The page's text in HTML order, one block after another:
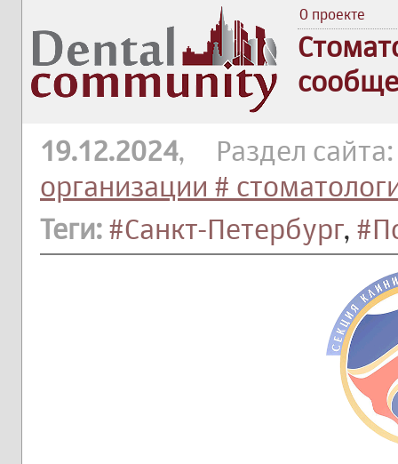
О проекте
19.12.2024, Раздел
организации #
Теги: #Санкт-Петербург,